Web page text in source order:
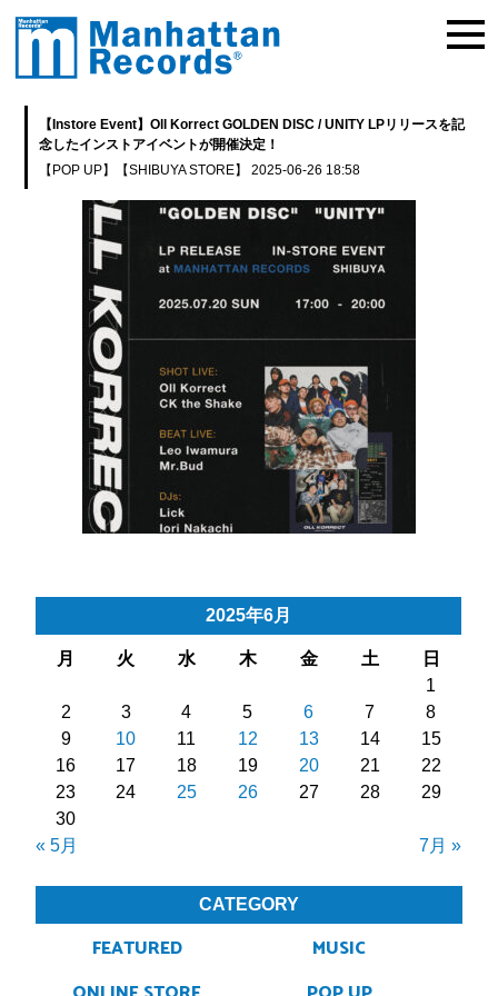
【Instore Event】Oll Korrect GOLDEN DISC / UNITY LPリリースを記
念したインストアイベントが開催決定！
【POP UP】
【SHIBUYA STORE】 2025-06-26 18:58
2025年6月
月 火 水 木 金 土 日
« 5月 7月 »
1
2
3 4 5 6 7
8
9
10 11 12 13 14
15
16
17 18 19 20 21
22
23
24 25 26 27 28
29
30
CATEGORY
FEATURED
MUSIC